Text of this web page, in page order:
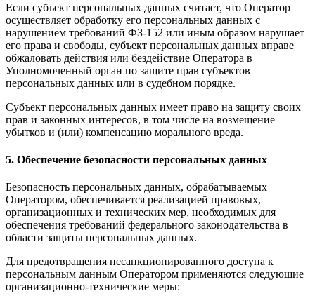
Если субъект персональных данных считает, что Оператор
осуществляет обработку его персональных данных с
нарушением требований ФЗ-152 или иным образом нарушает
его права и свободы, субъект персональных данных вправе
обжаловать действия или бездействие Оператора в
Уполномоченный орган по защите прав субъектов
персональных данных или в судебном порядке.
Субъект персональных данных имеет право на защиту своих
прав и законных интересов, в том числе на возмещение
убытков и (или) компенсацию морального вреда.
5. Обеспечение безопасности персональных данных
Безопасность персональных данных, обрабатываемых
Оператором, обеспечивается реализацией правовых,
организационных и технических мер, необходимых для
обеспечения требований федерального законодательства в
области защиты персональных данных.
Для предотвращения несанкционированного доступа к
персональным данным Оператором применяются следующие
организационно-технические меры: